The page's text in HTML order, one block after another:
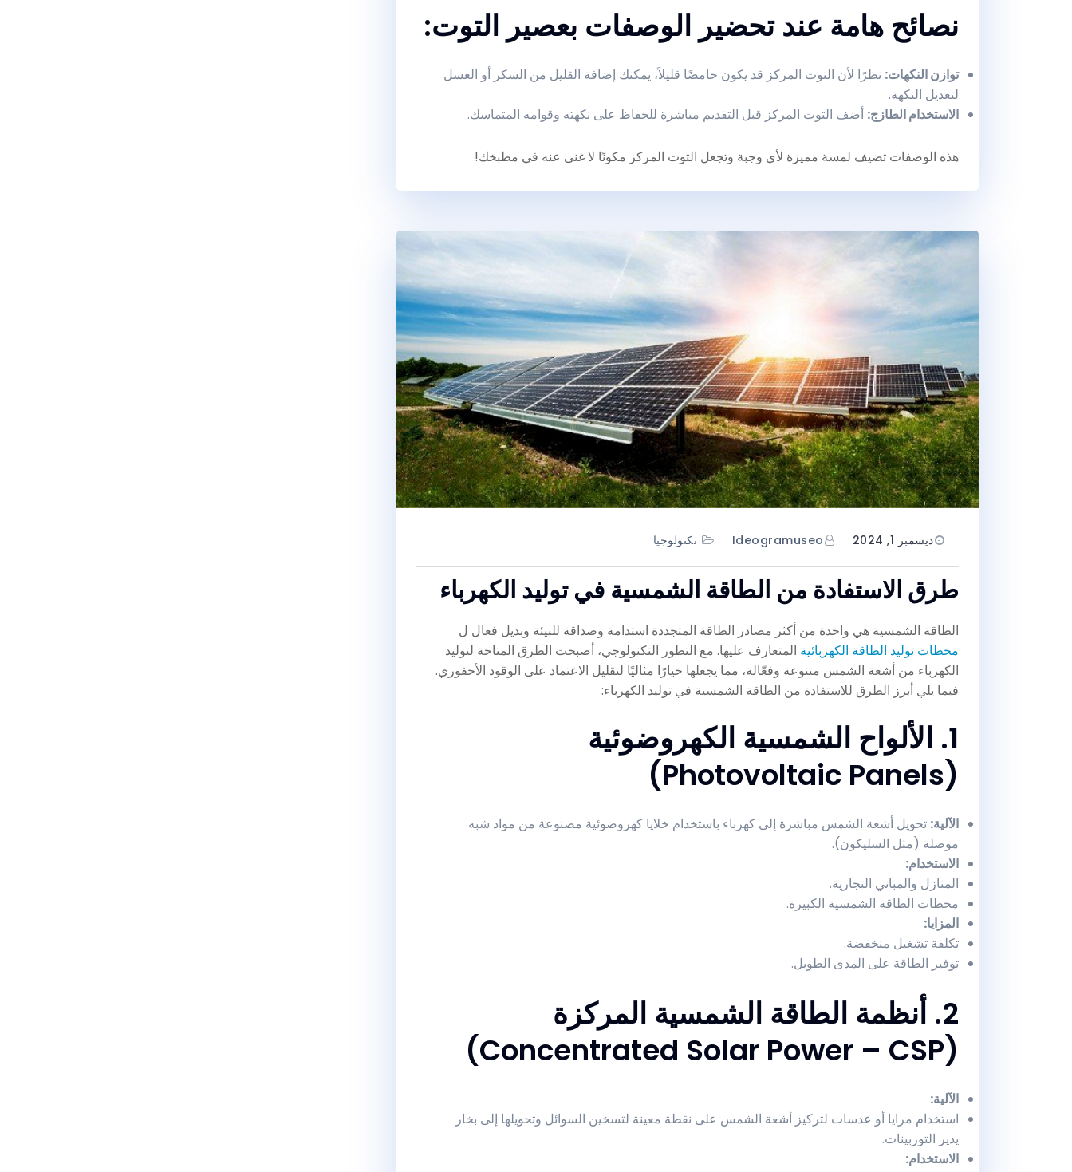
نصائح هامة عند تحضير الوصفات بعصير التوت:
توازن النكهات: نظرًا لأن التوت المركز قد يكون حامضًا قليلاً، يمكنك إضافة القليل من السكر أو العسل
لتعديل النكهة.
الاستخدام الطازج: أضف التوت المركز قبل التقديم مباشرة للحفاظ على نكهته وقوامه المتماسك.
هذه الوصفات تضيف لمسة مميزة لأي وجبة وتجعل التوت المركز مكونًا لا غنى عنه في مطبخك!
ديسمبر 1, 2024 Ideogramuseo تكنولوجيا
طرق الاستفادة من الطاقة الشمسية في توليد الكهرباء
الطاقة الشمسية هي واحدة من أكثر مصادر الطاقة المتجددة استدامة وصداقة للبيئة وبديل فعال ل
محطات توليد الطاقة الكهربائية المتعارف عليها. مع التطور التكنولوجي، أصبحت الطرق المتاحة لتوليد
الكهرباء من أشعة الشمس متنوعة وفعّالة، مما يجعلها خيارًا مثاليًا لتقليل الاعتماد على الوقود الأحفوري.
فيما يلي أبرز الطرق للاستفادة من الطاقة الشمسية في توليد الكهرباء:
1. الألواح الشمسية الكهروضوئية
(Photovoltaic Panels)
الآلية: تحويل أشعة الشمس مباشرة إلى كهرباء باستخدام خلايا كهروضوئية مصنوعة من مواد شبه
موصلة (مثل السليكون).
الاستخدام:
المنازل والمباني التجارية.
محطات الطاقة الشمسية الكبيرة.
المزايا:
تكلفة تشغيل منخفضة.
توفير الطاقة على المدى الطويل.
2. أنظمة الطاقة الشمسية المركزة
(Concentrated Solar Power – CSP)
الآلية:
استخدام مرايا أو عدسات لتركيز أشعة الشمس على نقطة معينة لتسخين السوائل وتحويلها إلى بخار
يدير التوربينات.
الاستخدام: